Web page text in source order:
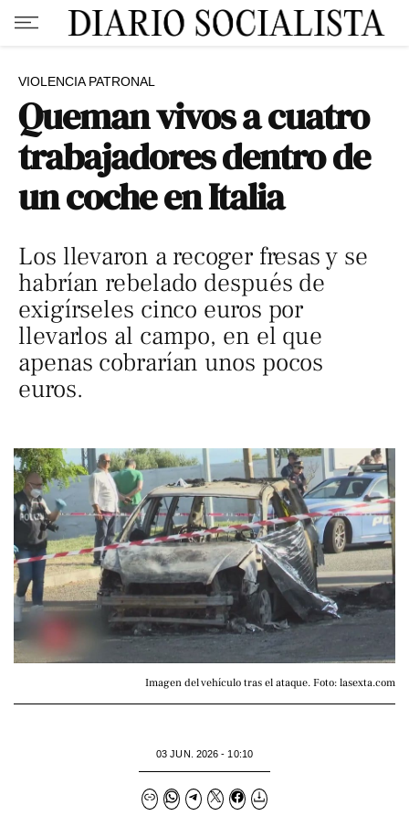
VIOLENCIA PATRONAL
Queman vivos a cuatro
trabajadores dentro de
un coche en Italia
Los llevaron a recoger fresas y se
habrían rebelado después de
exigírseles cinco euros por
llevarlos al campo, en el que
apenas cobrarían unos pocos
euros.
Imagen del vehículo tras el ataque. Foto: lasexta.com
03 JUN. 2026 - 10:10